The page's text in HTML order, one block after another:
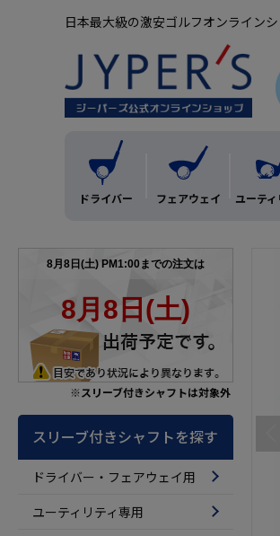
日本最大級の激安ゴルフオンライン
ドライバー フェアウェイ ユーティ
※スリーブ付きシャフトは対象外
スリーブ付きシャフトを探す
ドライバー・フェアウェイ用
ユーティリティ専用